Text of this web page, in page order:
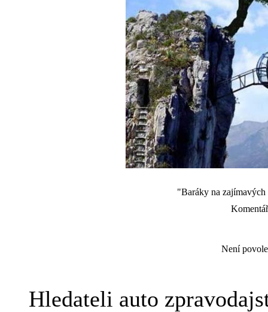
"Baráky na
Není
Hledateli auto